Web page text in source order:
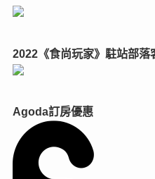
2022《食尚玩家》駐站部落
Agoda訂房優惠